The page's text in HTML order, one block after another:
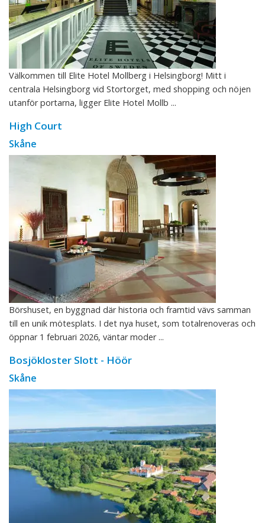
Välkommen till Elite Hotel Mollberg i Helsingborg! Mitt i
centrala Helsingborg vid Stortorget, med shopping och nöjen
utanför portarna, ligger Elite Hotel Mollb ...
High Court
Skåne
Börshuset, en byggnad där historia och framtid vävs samman
till en unik mötesplats. I det nya huset, som totalrenoveras och
öppnar 1 februari 2026, väntar moder ...
Bosjökloster Slott - Höör
Skåne